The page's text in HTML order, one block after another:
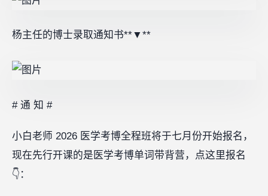
杨主任的博士录取通知书**▼**
# 通 知 #
小白老师 2026 医学考博全程班将于七月份开始报名，
现在先行开课的是医学考博单词带背营，点这里报名
👇：